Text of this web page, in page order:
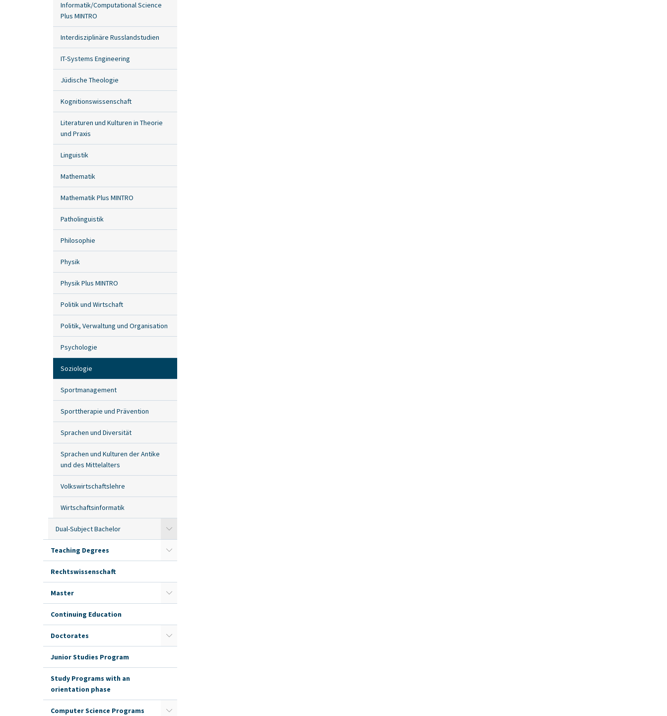
Informatik/Computational Science
Plus MINTRO
Interdisziplinäre Russlandstudien
IT-Systems Engineering
Jüdische Theologie
Kognitionswissenschaft
Literaturen und Kulturen in Theorie
und Praxis
Linguistik
Mathematik
Mathematik Plus MINTRO
Patholinguistik
Philosophie
Physik
Physik Plus MINTRO
Politik und Wirtschaft
Politik, Verwaltung und Organisation
Psychologie
Soziologie
Sportmanagement
Sporttherapie und Prävention
Sprachen und Diversität
Sprachen und Kulturen der Antike
und des Mittelalters
Volkswirtschaftslehre
Wirtschaftsinformatik
Dual-Subject Bachelor
Teaching Degrees
Rechtswissenschaft
Master
Continuing Education
Doctorates
Junior Studies Program
Study Programs with an
orientation phase
Computer Science Programs